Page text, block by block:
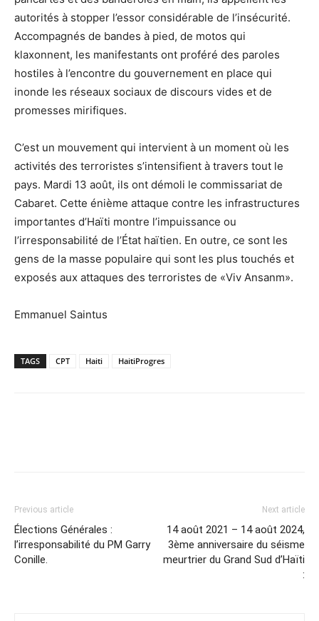
autorités à stopper l’essor considérable de l’insécurité.
Accompagnés de bandes à pied, de motos qui
klaxonnent, les manifestants ont proféré des paroles
hostiles à l’encontre du gouvernement en place qui
inonde les réseaux sociaux de discours vides et de
promesses mirifiques.
C’est un mouvement qui intervient à un moment où les
activités des terroristes s’intensifient à travers tout le
pays. Mardi 13 août, ils ont démoli le commissariat de
Cabaret. Cette énième attaque contre les infrastructures
importantes d’Haïti montre l’impuissance ou
l’irresponsabilité de l’État haïtien. En outre, ce sont les
gens de la masse populaire qui sont les plus touchés et
exposés aux attaques des terroristes de «Viv Ansanm».
Emmanuel Saintus
TAGS CPT Haiti HaitiProgres
Previous article
Élections Générales :
l’irresponsabilité du PM Garry
Conille.
Next article
14 août 2021 – 14 août 2024,
3ème anniversaire du séisme
meurtrier du Grand Sud d’Haïti
: